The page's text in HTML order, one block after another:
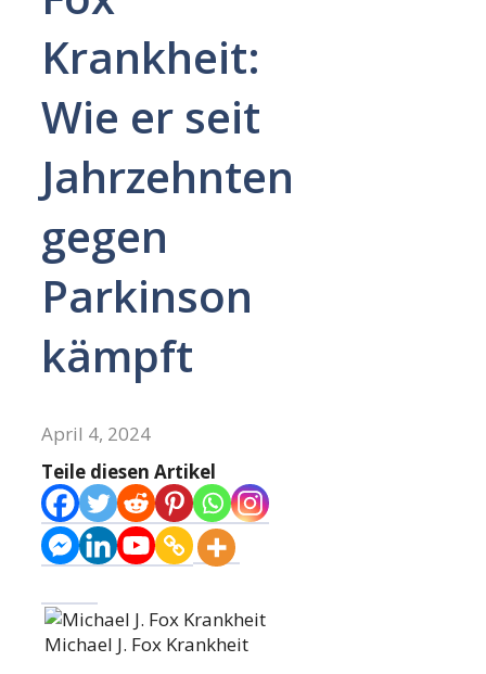
Krankheit:
Wie er seit
Jahrzehnten
gegen
Parkinson
kämpft
April 4, 2024
Teile diesen Artikel
Michael J. Fox Krankheit